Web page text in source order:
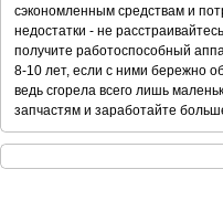
сэкономленным средствам и
недостатки - не
получите работоспособный
8-10 лет, если с ними бережно
ведь сгорела всего лишь
запчастям и заработайте